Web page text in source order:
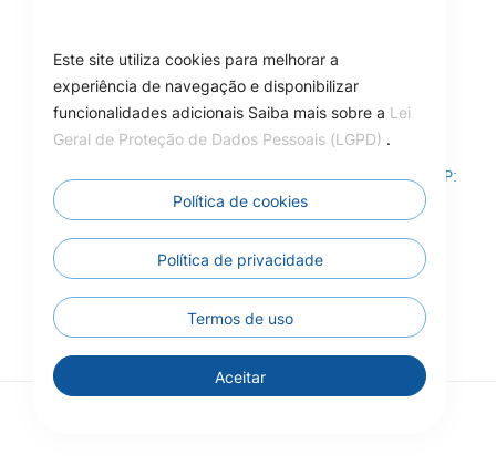
Como Chegar
Rua das Adálias, nº 646, Centro de Carlinda-MT – CEP:
78587-000
Câmara Municipal de Carlinda - MT
Este site utiliza cookies para melhorar a
experiência de navegação e disponibilizar
funcionalidades adicionais Saiba mais sobre a Lei
Geral de Proteção de Dados Pessoais (LGPD) .
Política de cookies
Política de privacidade
Termos de uso
Aceitar